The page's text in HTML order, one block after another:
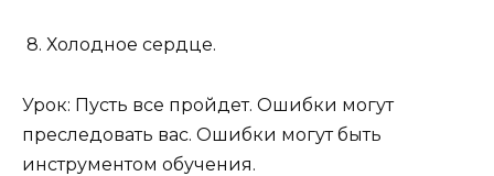
8. Холодное сердце.
Урок: Пусть все пройдет. Ошибки могут
преследовать вас. Ошибки могут быть
инструментом обучения.